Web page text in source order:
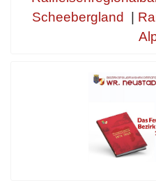
Scheebergland